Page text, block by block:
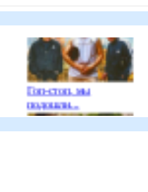
Гоп-стоп, мы
подошли...